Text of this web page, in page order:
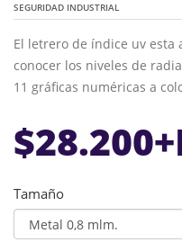
SEGURIDAD INDUSTRIAL
El letrero de índice uv esta
conocer los niveles de
11 gráficas numéricas a
$28.200
Tamaño